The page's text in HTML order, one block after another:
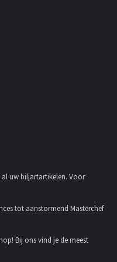
uw biljartartikelen. Voor
tot aanstormend Masterchef
Bij ons vind je de meest